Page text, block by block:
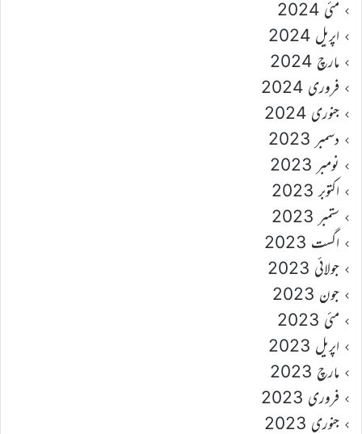
مئی 2024
اپریل 2024
مارچ 2024
فروری 2024
جنوری 2024
دسمبر 2023
نومبر 2023
اکتوبر 2023
ستمبر 2023
اگست 2023
جولائی 2023
جون 2023
مئی 2023
اپریل 2023
مارچ 2023
فروری 2023
جنوری 2023